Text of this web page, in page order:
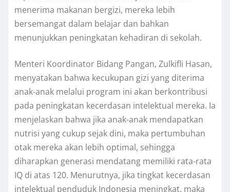
menerima makanan bergizi, mereka lebih
bersemangat dalam belajar dan bahkan
menunjukkan peningkatan kehadiran di sekolah.
Menteri Koordinator Bidang Pangan, Zulkifli Hasan,
menyatakan bahwa kecukupan gizi yang diterima
anak-anak melalui program ini akan berkontribusi
pada peningkatan kecerdasan intelektual mereka. Ia
menjelaskan bahwa jika anak-anak mendapatkan
nutrisi yang cukup sejak dini, maka pertumbuhan
otak mereka akan lebih optimal, sehingga
diharapkan generasi mendatang memiliki rata-rata
IQ di atas 120. Menurutnya, jika tingkat kecerdasan
intelektual penduduk Indonesia meningkat, maka